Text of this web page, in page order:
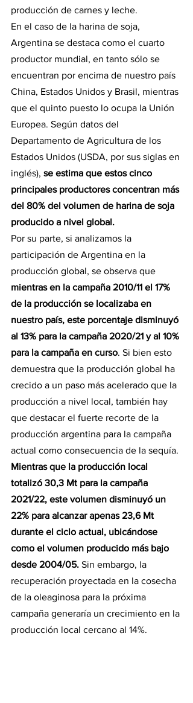
producción de carnes y leche.
En el caso de la harina de soja,
Argentina se destaca como el cuarto
productor mundial, en tanto sólo se
encuentran por encima de nuestro país
China, Estados Unidos y Brasil, mientras
que el quinto puesto lo ocupa la Unión
Europea. Según datos del
Departamento de Agricultura de los
Estados Unidos (USDA, por sus siglas en
inglés), se estima que estos cinco
principales productores concentran más
del 80% del volumen de harina de soja
producido a nivel global.
Por su parte, si analizamos la
participación de Argentina en la
producción global, se observa que
mientras en la campaña 2010/11 el 17%
de la producción se localizaba en
nuestro país, este porcentaje disminuyó
al 13% para la campaña 2020/21 y al 10%
para la campaña en curso. Si bien esto
demuestra que la producción global ha
crecido a un paso más acelerado que la
producción a nivel local, también hay
que destacar el fuerte recorte de la
producción argentina para la campaña
actual como consecuencia de la sequía.
Mientras que la producción local
totalizó 30,3 Mt para la campaña
2021/22, este volumen disminuyó un
22% para alcanzar apenas 23,6 Mt
durante el ciclo actual, ubicándose
como el volumen producido más bajo
desde 2004/05. Sin embargo, la
recuperación proyectada en la cosecha
de la oleaginosa para la próxima
campaña generaría un crecimiento en la
producción local cercano al 14%.